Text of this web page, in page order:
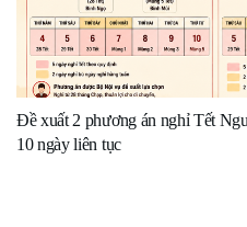
Đề xuất 2 phương án nghỉ Tết
10 ngày liên tục